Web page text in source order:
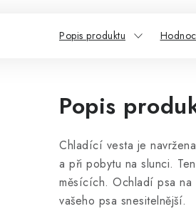
Popis produktu
Popis
Chladící vesta je
a při pobytu na slunci.
měsících. Ochladí psa
vašeho psa snesitelnější.